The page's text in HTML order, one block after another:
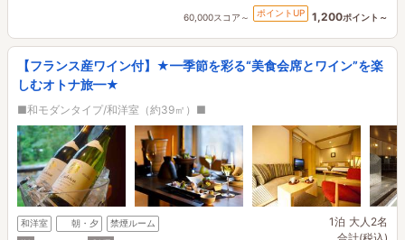
60,000スコア～ ポイントUP 1,200ポイント～
【フランス産ワイン付】★━季節を彩る“美食会席とワイン”を楽
しむオトナ旅━★
■和モダンタイプ/和洋室（約39㎡）■
和洋室 朝・夕
禁煙ルーム
1泊 大人2名